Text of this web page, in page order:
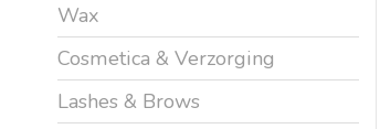
Wax
Cosmetica & Verzorging
Lashes & Brows